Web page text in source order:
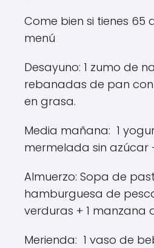
Come bien si tienes 65
menú
Desayuno: 1 zumo de
rebanadas de pan
en grasa.
Media mañana: 1
mermelada sin azúcar
Almuerzo: Sopa de
hamburguesa de
verduras + 1 manzana
Merienda: 1 vaso de